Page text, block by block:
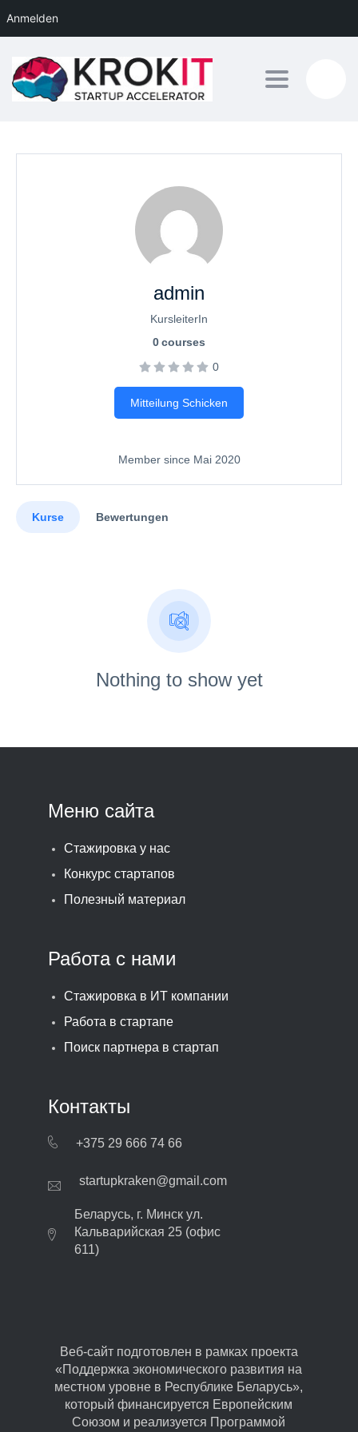
Anmelden
Toggle
admin
KursleiterIn
0courses
0
Mitteilung Schicken
Member since Mai 2020
Kurse Bewertungen
Nothing to show yet
Меню сайта
Стажировка у нас
Конкурс стартапов
Полезный материал
Работа с нами
Стажировка в ИТ компании
Работа в стартапе
Поиск партнера в стартап
Контакты
+375 29 666 74 66
startupkraken@gmail.com
Беларусь, г. Минск ул.
Кальварийская 25 (офис
611)
Веб-сайт подготовлен в рамках проекта
«Поддержка экономического развития на
местном уровне в Республике Беларусь»,
который финансируется Европейским
Союзом и реализуется Программой